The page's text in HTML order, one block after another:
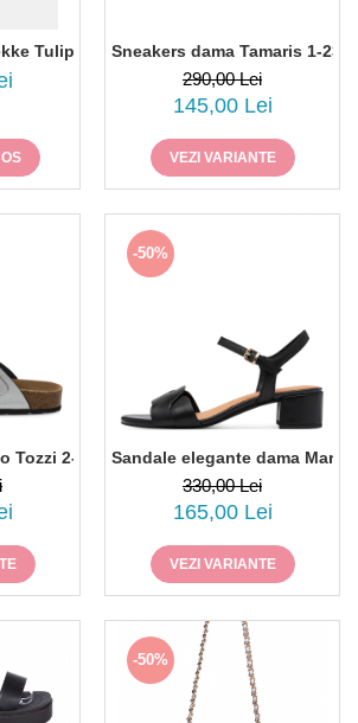
Tulip 43709-906Sneakers dama Tamaris 1-
290,00 Lei
145,00 Lei
VEZI VARIANTE
Tozzi 2-27402-44, piele naturala, bronz
-50%
Sandale elegante dama Marco
330,00 Lei
165,00 Lei
VEZI VARIANTE
-50%